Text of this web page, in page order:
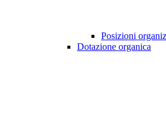
Posizioni
Dotazione organica